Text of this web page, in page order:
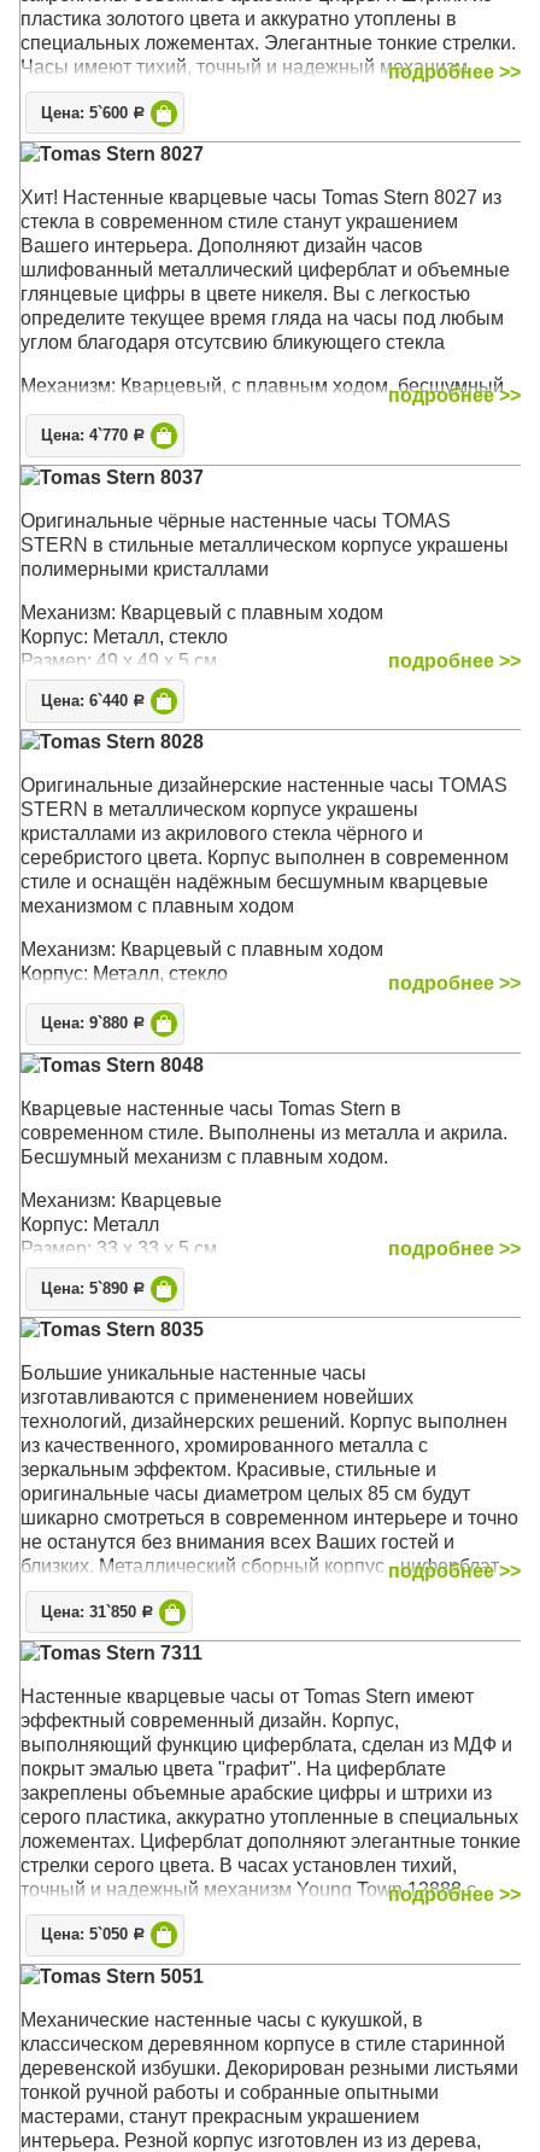
пластика золотого цвета и аккуратно утоплены в
специальных ложементах. Элегантные тонкие стрелки.
Часы имеют тихий, точный и надежный механизм
Young Town 12888 c дискретным ходом. Благодаря
своему лаконичному облику часы могут быть уместны
и на кухне, и в спальне, и в гостиной современного
стиля
Механизм: Кварцевый тихий
Корпус: МДФ
Размер: 34 х 34 х 4 см
подробнее >>
Цена: 5`600 Р
Tomas Stern 8027
Хит! Настенные кварцевые часы Tomas Stern 8027 из
стекла в современном стиле станут украшением
Вашего интерьера. Дополняют дизайн часов
шлифованный металлический циферблат и объемные
глянцевые цифры в цвете никеля. Вы с легкостью
определите текущее время гляда на часы под любым
углом благодаря отсутсвию бликующего стекла
Механизм: Кварцевый, с плавным ходом, бесшумный
Корпус: Стекло, шлифованный металл
Размер: 35 х 35 см
подробнее >>
Цена: 4`770 Р
Tomas Stern 8037
Оригинальные чёрные настенные часы TOMAS
STERN в стильные металлическом корпусе украшены
полимерными кристаллами
Механизм: Кварцевый с плавным ходом
Корпус: Металл, стекло
Размер: 49 х 49 х 5 см
подробнее >>
Цена: 6`440 Р
Tomas Stern 8028
Оригинальные дизайнерские настенные часы TOMAS
STERN в металлическом корпусе украшены
кристаллами из акрилового стекла чёрного и
серебристого цвета. Корпус выполнен в современном
стиле и оснащён надёжным бесшумным кварцевые
механизмом с плавным ходом
Механизм: Кварцевый с плавным ходом
Корпус: Металл, стекло
подробнее >>
Цена: 9`880 Р
Tomas Stern 8048
Кварцевые настенные часы Tomas Stern в
современном стиле. Выполнены из металла и акрила.
Бесшумный механизм с плавным ходом.
Механизм: Кварцевые
Корпус: Металл
Размер: 33 x 33 x 5 см
подробнее >>
Цена: 5`890 Р
Tomas Stern 8035
Большие уникальные настенные часы
изготавливаются с применением новейших
технологий, дизайнерских решений. Корпус выполнен
из качественного, хромированного металла с
зеркальным эффектом. Красивые, стильные и
оригинальные часы диаметром целых 85 см будут
шикарно смотреться в современном интерьере и точно
не останутся без внимания всех Ваших гостей и
близких. Металлический сборный корпус - циферблат
цельный, к нему крепится кронштейн для
подвешивания часов на стену.
Механизм: Кварцевый
эффектом
Размер: 92 х 85 х10 см
подробнее >>
Цена: 31`850 Р
Tomas Stern 7311
Настенные кварцевые часы от Tomas Stern имеют
эффектный современный дизайн. Корпус,
выполняющий функцию циферблата, сделан из МДФ и
покрыт эмалью цвета "графит". На циферблате
закреплены объемные арабские цифры и штрихи из
серого пластика, аккуратно утопленные в специальных
ложементах. Циферблат дополняют элегантные тонкие
стрелки серого цвета. В часах установлен тихий,
точный и надежный механизм Young Town 12888 c
дискретным ходом. Питание - от одной батарейки типа
АА. Благодаря своему лаконичному облику часы могут
быть уместны в любом интерьере современного стиля.
Корпус: МДФ
Размер: 35 x 35 x 6 см
подробнее >>
Цена: 5`050 Р
Tomas Stern 5051
Механические настенные часы c кукушкой, в
классическом деревянном корпусе в стиле старинной
деревенской избушки. Декорирован резными листьями
тонкой ручной работы и собранные опытными
мастерами, станут прекрасным украшением
интерьера. Резной корпус изготовлен из из дерева,